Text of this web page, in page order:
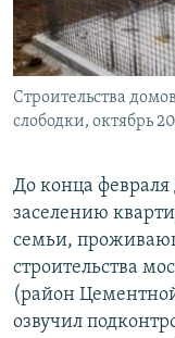
ELIFBE
УКРАИНСКАЯ
Все сайты RFE/
Строительства
слободки, октябрь
До конца
заселению
семьи,
строительства
(район
озвучил